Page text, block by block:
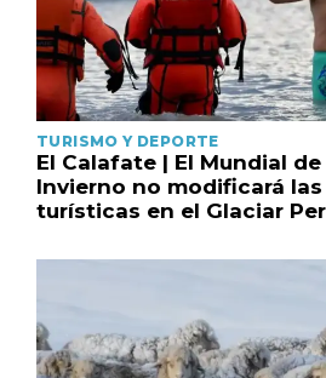
TURISMO Y DEPORTE
El Calafate | El Mundial
Invierno no modificará
turísticas en el Glaciar